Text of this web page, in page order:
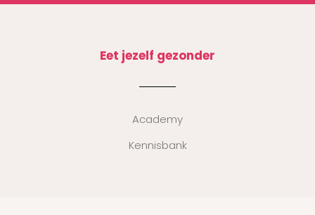
Eet jezelf gezonder
Academy
Kennisbank